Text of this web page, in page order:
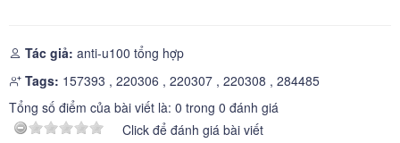
Tác giả: anti-u100 tổng hợp
Tags: 157393 , 220306 , 220307 , 220308 , 284485
Tổng số điểm của bài viết là: 0 trong 0 đánh giá
Click để đánh giá bài viết